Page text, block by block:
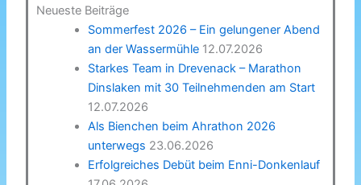
Neueste Beiträge
Sommerfest 2026 – Ein gelungener Abend
an der Wassermühle 12.07.2026
Starkes Team in Drevenack – Marathon
Dinslaken mit 30 Teilnehmenden am Start
12.07.2026
Als Bienchen beim Ahrathon 2026
unterwegs 23.06.2026
Erfolgreiches Debüt beim Enni-Donkenlauf